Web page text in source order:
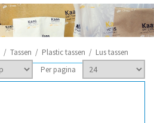
/ Tassen / Plastic tassen / Lus tassen
Per pagina